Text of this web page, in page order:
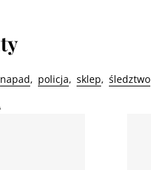
napad policja sklep śledztwo